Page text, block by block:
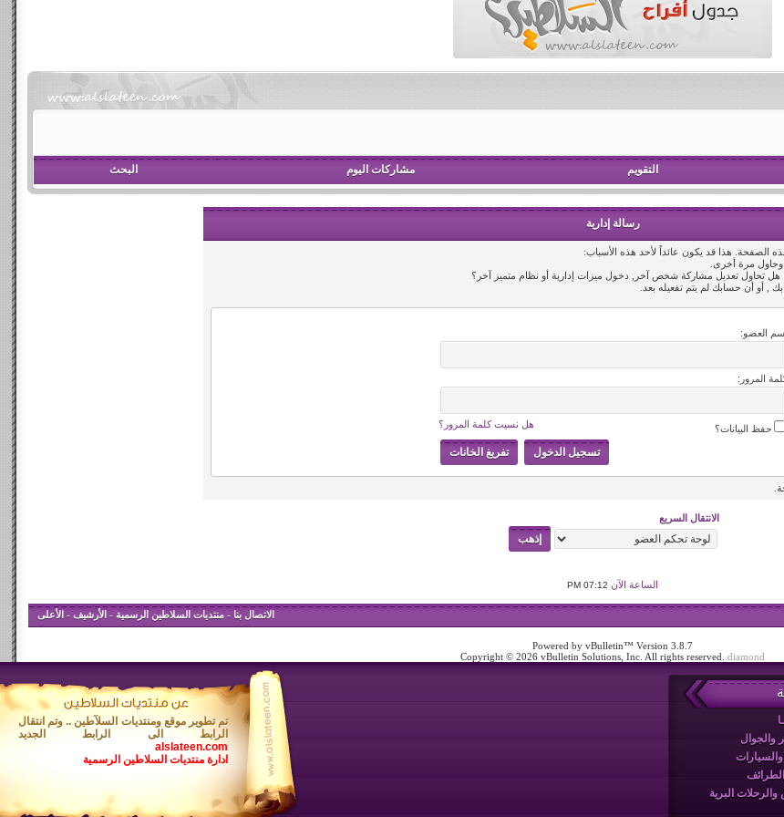
التقويم مشاركات اليوم البحث
رسالة إدارية
الصفحة. هذا قد يكون عائداً لأحد هذه الأسباب:
مرة أخرى.
هل تحاول تعديل مشاركة شخص آخر, دخول ميزات إدارية أو نظام متميز آخر؟
, أو أن حسابك لم يتم تفعيله بعد.
العضو:
المرور:
هل نسيت كلمة المرور؟ حفظ البيانات؟
الانتقال السريع
الساعة الآن 07:12 PM
الاتصال بنا -منتديات السلاطين الرسمية - الأرشيف - الأعلى
Powered by vBulletin™ Version 3.8.7
Copyright © 2026 vBulletin Solutions, Inc. All rights reserved. diamond
والجوال
والسيارات
والرحلات البرية
تم تطوير موقع ومنتديات السلآطين .. وتم انتقال
الرابط الى الرابط الجديد
alslateen.com
ادارة منتديات السلاطين الرسمية